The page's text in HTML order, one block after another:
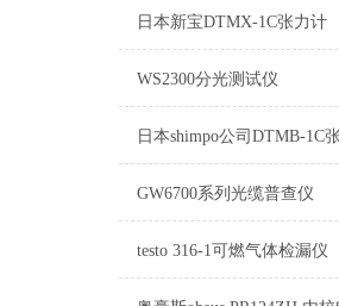
日本新宝DTMX-1C张力计
WS2300分光测试仪
日本shimpo公司DTMB-1C
GW6700系列光缆普查仪
testo 316-1可燃气体检漏仪